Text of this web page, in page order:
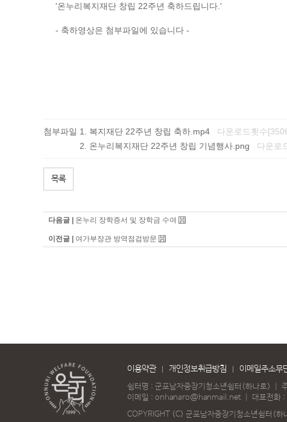
'온누리복지재단 창립 22주년 축하드립니다.'
- 축하영상은 첨부파일에 있습니다 -
첨부파일 복지재단 22주년 창립 축하.mp4
다운로드횟수
온누리복지재단 22주년 창립 기념행사.png
다운로
목록
다음글 | 온누리 장학증서 및 장학금 수여
이전글 | 여가부장관 방역점검방문
이용약관 개인정보취급방침 이메일주소무
쉼터명 : 군포남자중장기청소년쉼터(하나로)
이메일 : onhanaro@hanmail.net 대표전화 :
COPYRIGHT (C) 군포남자중장기청소년쉼터(하